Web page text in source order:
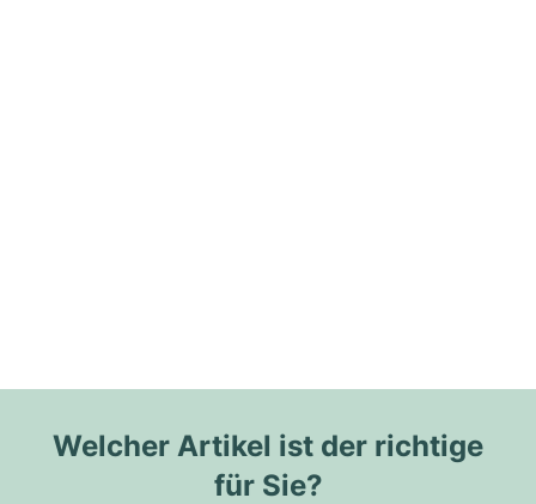
Welcher Artikel ist der richtige
für Sie?